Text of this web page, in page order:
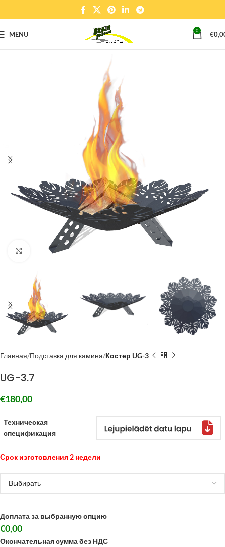
MENU 0 €
Click to enlarge
Главная Подставка для камина Костер UG-3
UG-3.7
€180,00
Техническая
спецификация
Срок изготовления 2 недели
Доплата за выбранную опцию
€0,00
Окончательная сумма без НДС